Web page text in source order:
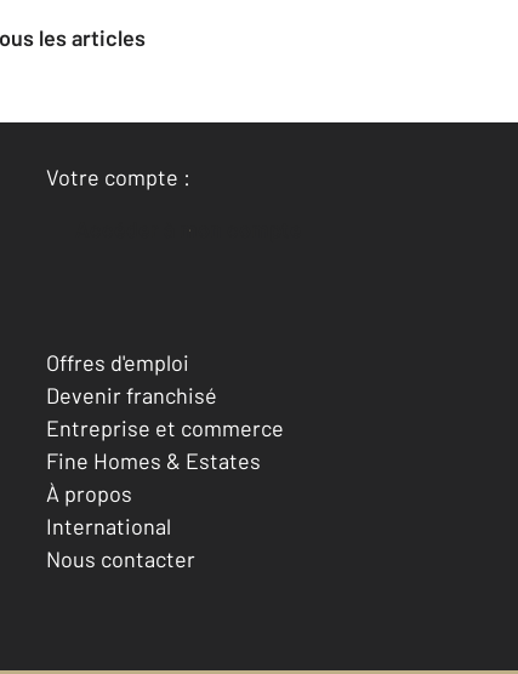
les articles
Votre compte :
Accéder à mon compte
Offres d'emploi
Devenir franchisé
Entreprise et commerce
Fine Homes & Estates
À propos
International
Nous contacter